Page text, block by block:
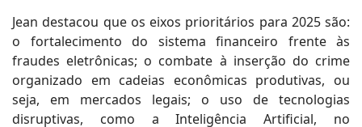
Jean destacou que os eixos prioritários para 2025 são:
o fortalecimento do sistema financeiro frente às
fraudes eletrônicas; o combate à inserção do crime
organizado em cadeias econômicas produtivas, ou
seja, em mercados legais; o uso de tecnologias
disruptivas, como a Inteligência Artificial, no